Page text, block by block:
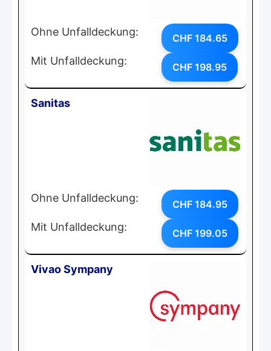
Ohne Unfalldeckung: CHF 184.65
Mit Unfalldeckung: CHF 198.95
Sanitas
Ohne Unfalldeckung: CHF 184.95
Mit Unfalldeckung: CHF 199.05
Vivao Sympany